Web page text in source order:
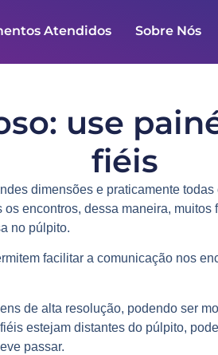
Atendidos Sobre Nós
use
fiéis
dimensões e praticamente
encontros, dessa maneira,
no púlpito.
facilitar a comunicação nos
de alta resolução, podendo ser
estejam distantes do púlpito,
passar.